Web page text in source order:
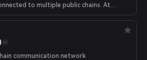
to multiple public chains. At
realized cross-chain conversion among
TRON.
communication network